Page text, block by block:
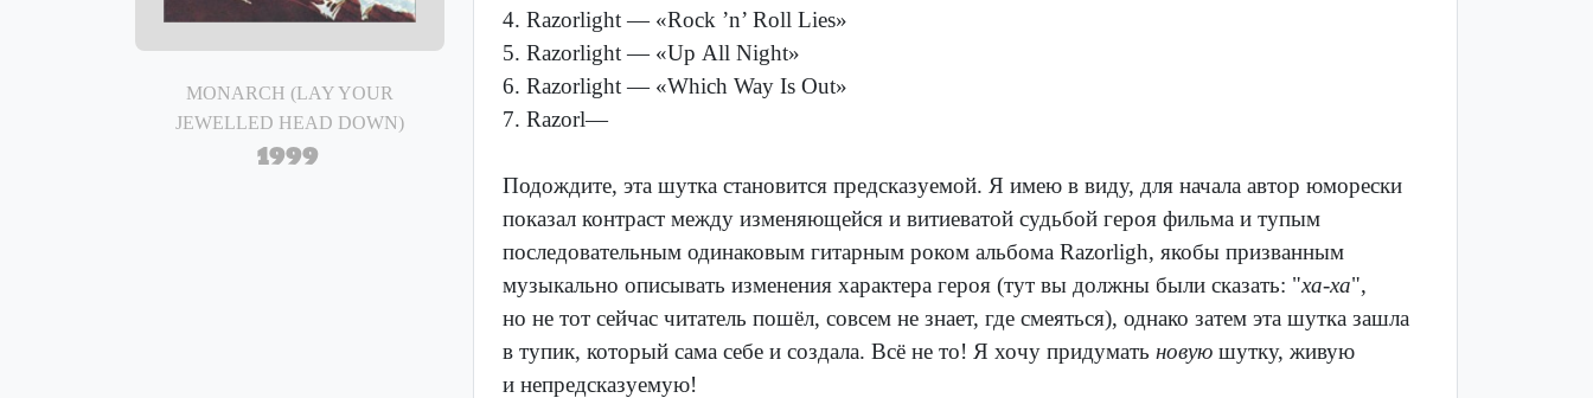
MONARCH (LAY YOUR
JEWELLED HEAD DOWN)
1999
4. Razorlight — «Rock ’n’ Roll Lies»
5. Razorlight — «Up All Night»
6. Razorlight — «Which Way Is Out»
7. Razorl—
Подождите, эта шутка становится предсказуемой. Я имею в виду, для начала автор юморески
показал контраст между изменяющейся и витиеватой судьбой героя фильма и тупым
последовательным одинаковым гитарным роком альбома Razorligh, якобы призванным
музыкально описывать изменения характера героя (тут вы должны были сказать: "ха-ха",
но не тот сейчас читатель пошёл, совсем не знает, где смеяться), однако затем эта шутка зашла
в тупик, который сама себе и создала. Всё не то! Я хочу придумать новую шутку, живую
и непредсказуемую!